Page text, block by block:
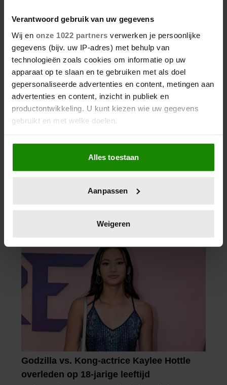
Verantwoord gebruik van uw gegevens
Wij en onze 1022 partners verwerken je persoonlijke
gegevens (bijv. uw IP-adres) met behulp van
technologieën zoals cookies om informatie op uw
apparaat op te slaan en te gebruiken met als doel
gepersonaliseerde advertenties en content, metingen aan
advertenties en content, inzicht in publiek en
productontwikkeling. U kunt kiezen wie uw gegevens
gebruikt en met welke doelen.
Als u het toestaat, willen we ook graag:
Informatie verzamelen over uw geografische
locatie, die tot een paar meter nauwkeurig kan zijn
scannen op specifieke eigenschappen (fingerprinting)
verwerkt en stel uw voorkeuren in het
intrekken in de Cookieverklaring.
We gebruiken cookies om content en advertenties te
personaliseren, om functies voor social media te bieden
en om ons websiteverkeer te analyseren. Ook delen we
informatie over uw gebruik van onze site met onze
partners voor social media, adverteren en analyse. Deze
partners kunnen deze gegevens combineren met andere
informatie die u aan ze heeft verstrekt of die ze hebben
verzameld op basis van uw gebruik van hun services. U
gaat akkoord met onze cookies als u onze website blijft
gebruiken.
Alles toestaan
Aanpassen
Weigeren